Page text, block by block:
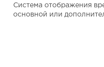
Система отображения
основной или